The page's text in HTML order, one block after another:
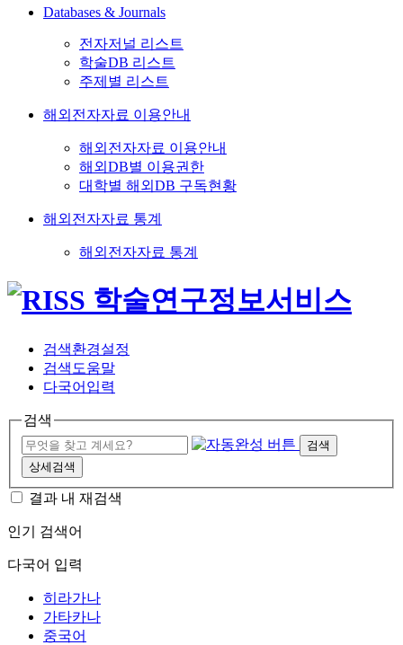
Databases & Journals
전자저널 리스트
학술DB 리스트
주제별 리스트
해외전자자료 이용안내
해외전자자료 이용안내
해외DB별 이용권한
대학별 해외DB 구독현황
해외전자자료 통계
해외전자자료 통계
검색환경설정
검색도움말
다국어입력
검색
검색
상세검색
결과 내 재검색
인기 검색어
다국어 입력
히라가나
가타카나
중국어